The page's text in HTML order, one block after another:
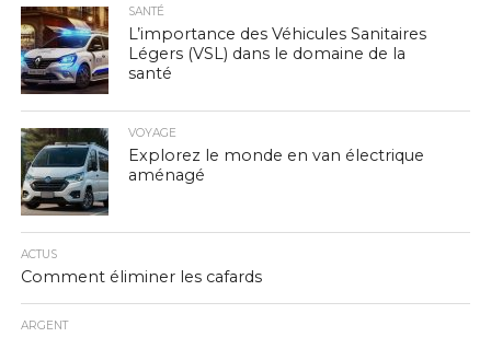
SANTÉ
L’importance des Véhicules Sanitaires
Légers (VSL) dans le domaine de la
santé
VOYAGE
Explorez le monde en van électrique
aménagé
ACTUS
Comment éliminer les cafards
ARGENT